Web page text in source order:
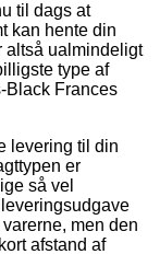
til dags at
kan hente din
altså ualmindeligt
type af
Black Frances
levering til din
er
så vel
men den
afstand af